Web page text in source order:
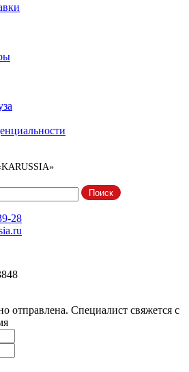
28
отправлена. Специалист свяжется с